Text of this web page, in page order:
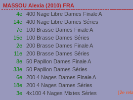
MASSOU Alexia (2010) FRA
4e
400 Nage Libre Dames Finale A
14e
400 Nage Libre Dames Séries
7e
100 Brasse Dames Finale A
15e
100 Brasse Dames Séries
2e
200 Brasse Dames Finale A
11e
200 Brasse Dames Séries
8e
50 Papillon Dames Finale A
33e
50 Papillon Dames Séries
6e
200 4 Nages Dames Finale A
18e
200 4 Nages Dames Séries
3e
4x100 4 Nages Mixtes Séries [2e